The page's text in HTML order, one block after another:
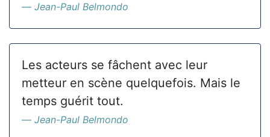
Jean-Paul Belmondo
Les acteurs se fâchent avec leur
metteur en scène quelquefois. Mais le
temps guérit tout.
Jean-Paul Belmondo